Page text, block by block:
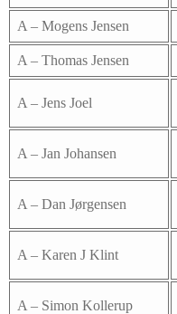
A – Mogens Jensen
A – Thomas Jensen
A – Jens Joel
A – Jan Johansen
A – Dan Jørgensen
A – Karen J Klint
A – Simon Kollerup